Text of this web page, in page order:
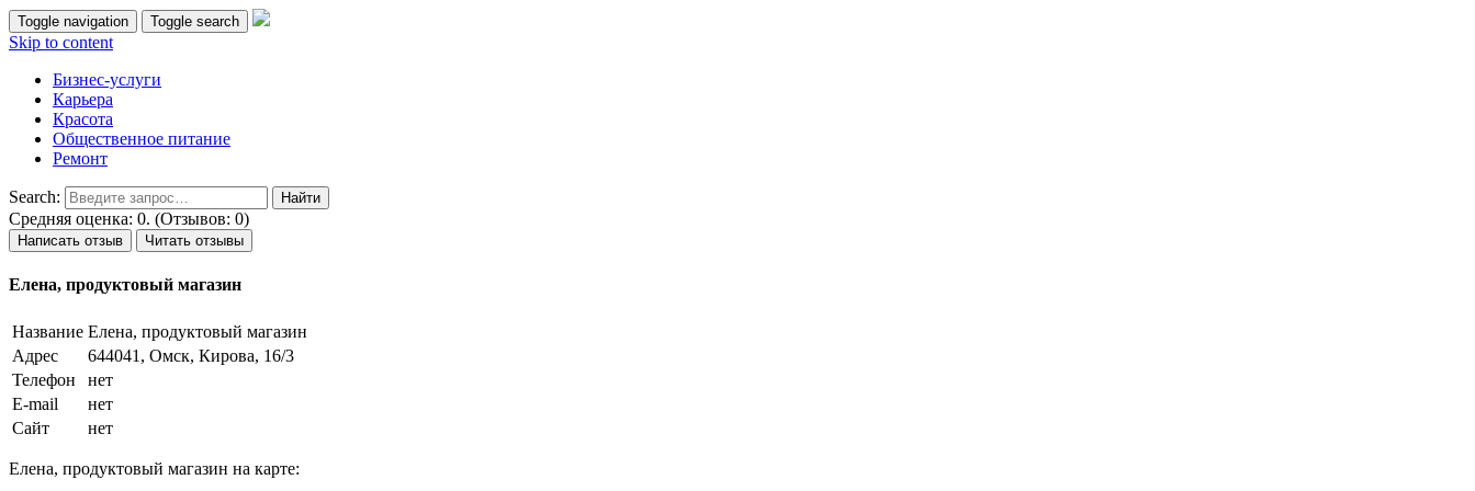
Toggle navigation Toggle search
Skip to content
Бизнес-услуги
Карьера
Красота
Общественное питание
Ремонт
Search:
Средняя оценка: 0. (Отзывов: 0)
Написать отзыв Читать отзывы
Елена, продуктовый магазин
Название Елена, продуктовый магазин
Адрес
644041, Омск, Кирова, 16/3
Телефон
нет
E-mail
нет
Сайт
нет
Елена, продуктовый магазин на карте: